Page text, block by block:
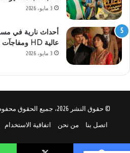
3 مايو، 2026
عالية HD ومفاجآت تقلب الموازين
3 مايو، 2026
© حقوق النشر 2026، جميع الحقوق محفوظة لموقع كورة اكسترا |
اتصل بنا من نحن اتفاقية الاستخدام